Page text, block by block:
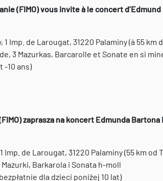
(FIMO) vous invite à le concert
Imp. de Larougat, 31220 Palaminy (à 55 km
3 Mazurkas, Barcarolle et Sonate en si
-10 ans)
zaprasza na koncert Edmunda
de Larougat, 31220 Palaminy (55 km od
Barkarola i Sonata h-moll
dla dzieci poniżej 10 lat)